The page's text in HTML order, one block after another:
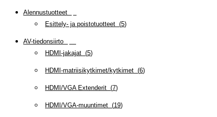
Alennustuotteet
Esittely- ja poistotuotteet (5)
AV-tiedonsiirto
HDMI-jakajat (5)
HDMI-matriisikytkimet/kytkimet (6)
HDMI/VGA Extenderit (7)
HDMI/VGA-muuntimet (19)